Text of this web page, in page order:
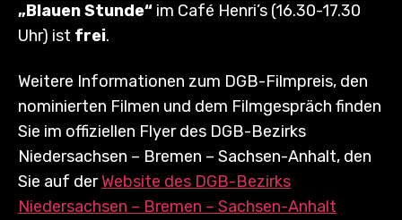
„Blauen Stunde“ im Café Henri’s (16.30-17.30
Uhr) ist frei.
Weitere Informationen zum DGB-Filmpreis, den
nominierten Filmen und dem Filmgespräch finden
Sie im offiziellen Flyer des DGB-Bezirks
Niedersachsen – Bremen – Sachsen-Anhalt, den
Sie auf derWebsite des DGB-Bezirks
Niedersachsen – Bremen – Sachsen-Anhalt